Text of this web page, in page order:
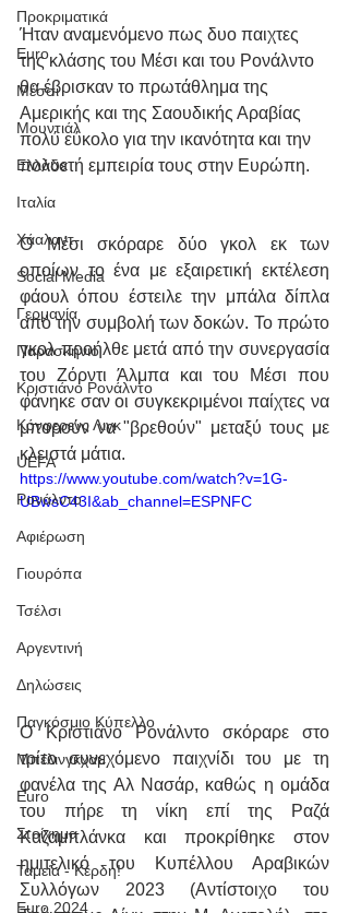
Προκριματικά
Euro
Μέσσι
Μουντιάλ
Ελλάδα
Ιταλία
Χάαλαντ
Social Media
Γερμανία
Παρασκήνιο
Κριστιάνο Ρονάλντο
Κόνφερενς Λιγκ
UEFA
Ρονάλντο
Αφιέρωση
Γιουρόπα
Τσέλσι
Αργεντινή
Δηλώσεις
Παγκόσμιο Κύπελλο
Μπέλινγκχαμ
Euro
Στοίχημα
Ταμεία - Κέρδη!
Euro 2024
Ήταν αναμενόμενο πως δυο παιχτες
της κλάσης του Μέσι και του Ρονάλντο
θα έβρισκαν το πρωτάθλημα της
Αμερικής και της Σαουδικής Αραβίας
πολύ εύκολο για την ικανότητα και την
πολυετή εμπειρία τους στην Ευρώπη.
Ο Μέσι σκόραρε δύο γκολ εκ των
οποίων το ένα με εξαιρετική εκτέλεση
φάουλ όπου έστειλε την μπάλα δίπλα
από την συμβολή των δοκών. Το πρώτο
γκολ προήλθε μετά από την συνεργασία
του Ζόρντι Άλμπα και του Μέσι που
φάνηκε σαν οι συγκεκριμένοι παίχτες να
μπορούν να "βρεθούν" μεταξύ τους με
κλειστά μάτια.
https://www.youtube.com/watch?v=1G-
UBwsC43I&ab_channel=ESPNFC
Ο Κριστιάνο Ρονάλντο σκόραρε στο
τρίτο συνεχόμενο παιχνίδι του με τη
φανέλα της Αλ Νασάρ, καθώς η ομάδα
του πήρε τη νίκη επί της Ραζά
Καζαμπλάνκα και προκρίθηκε στον
ημιτελικό του Κυπέλλου Αραβικών
Συλλόγων 2023 (Αντίστοιχο του